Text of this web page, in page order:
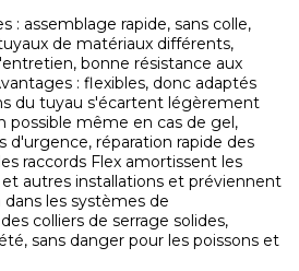
: assemblage rapide, sans colle,
de matériaux différents,
bonne résistance aux
: flexibles, donc adaptés
du tuyau s'écartent légèrement
possible même en cas de gel,
d'urgence, réparation rapide des
raccords Flex amortissent les
autres installations et préviennent
les systèmes de
colliers de serrage solides,
sans danger pour les poissons et